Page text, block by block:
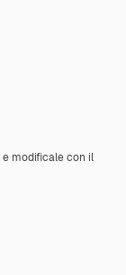
e modificale con il